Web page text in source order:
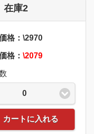
庫2
格：\2970
格： \2079
0
カートに入れる